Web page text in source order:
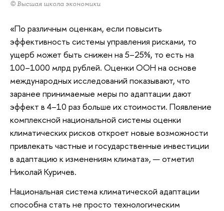
© Высшая школа экономики
«По различным оценкам, если повысить
эффективность системы управления рисками, то
ущерб может быть снижен на 5–25%, то есть на
100–1000 млрд рублей. Оценки ООН на основе
международных исследований показывают, что
заранее принимаемые меры по адаптации дают
эффект в 4–10 раз больше их стоимости. Появление
комплексной национальной системы оценки
климатических рисков откроет новые возможности
привлекать частные и государственные инвестиции
в адаптацию к изменениям климата», — отметил
Николай Куричев.
Национальная система климатической адаптации
способна стать не просто технологическим